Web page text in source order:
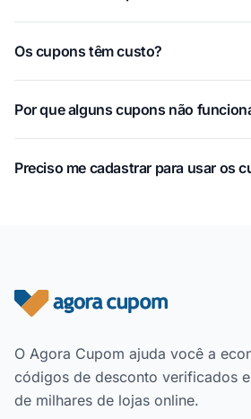
Os cupons têm custo?
Por que alguns cupons não
Preciso me cadastrar para usar os
Rodapé do site
O Agora Cupom ajuda você a
códigos de desconto verificados
de milhares de lojas online.